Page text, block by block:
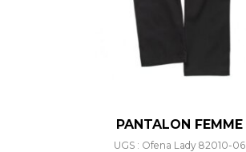
PANTALON FEMME
UGS : Ofena Lady 82010-06